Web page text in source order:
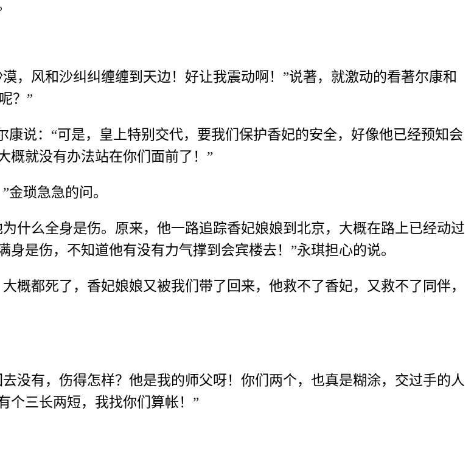
，风和沙纠纠缠缠到天边！好让我震动啊！”说著，就激动的看著尔康和
？”
康说：“可是，皇上特别交代，要我们保护香妃的安全，好像他已经预知会
概就没有办法站在你们面前了！”
琐急急的问。
什么全身是伤。原来，他一路追踪香妃娘娘到北京，大概在路上已经动过
是伤，不知道他有没有力气撑到会宾楼去！”永琪担心的说。
概都死了，香妃娘娘又被我们带了回来，他救不了香妃，又救不了同伴，
没有，伤得怎样？他是我的师父呀！你们两个，也真是糊涂，交过手的人
个三长两短，我找你们算帐！”